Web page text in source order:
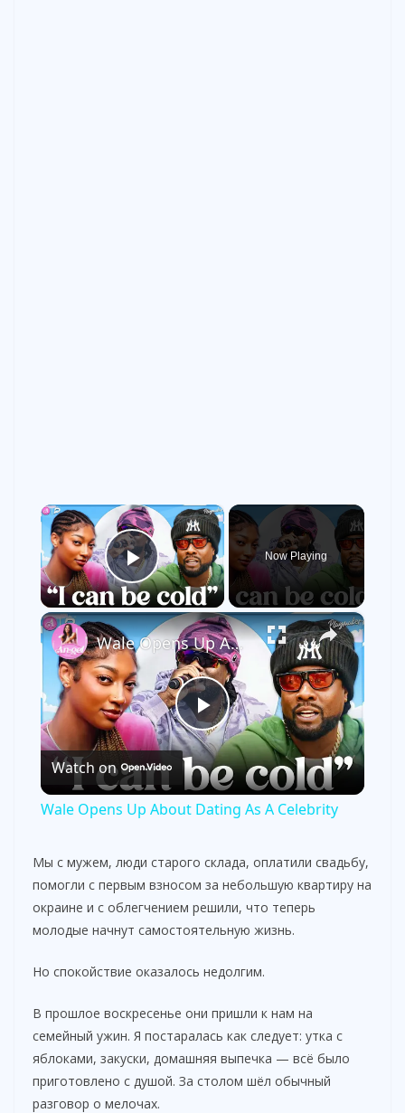
×
Play Video
Now Playing
×
P
l
y
d
Wale Opens Up About Dating As A Celebrity
Watch on
Wale Opens Up About Dating As A Celebrity
Мы с мужем, люди старого склада, оплатили свадьбу,
помогли с первым взносом за небольшую квартиру на
окраине и с облегчением решили, что теперь
молодые начнут самостоятельную жизнь.
Но спокойствие оказалось недолгим.
В прошлое воскресенье они пришли к нам на
семейный ужин. Я постаралась как следует: утка с
яблоками, закуски, домашняя выпечка — всё было
приготовлено с душой. За столом шёл обычный
разговор о мелочах.